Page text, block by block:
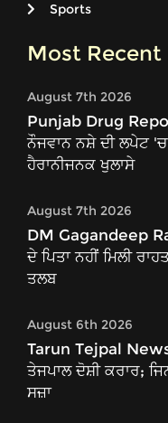
Sports
Most Recent
August 7th 2026
Punjab Drug
ਨੌਜਵਾਨ ਨਸ਼ੇ ਦੀ ਲਪੇਟ 'ਚ
ਹੈਰਾਨੀਜਨਕ ਖੁਲਾਸੇ
August 7th 2026
DM Gagandeep
ਦੇ ਪਿਤਾ ਨਹੀਂ ਮਿਲੀ
ਤਲਬ
August 6th 2026
Tarun Tejpal
ਤੇਜਪਾਲ ਦੋਸ਼ੀ ਕਰਾਰ;
ਸਜ਼ਾ